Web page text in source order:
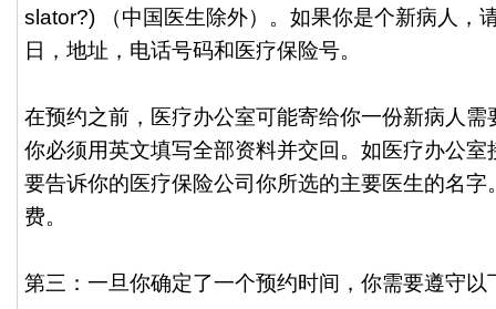
slator?) （中国医生除外）。如果你是个新病人，
日，地址，电话号码和医疗保险号。
在预约之前，医疗办公室可能寄给你一份新病人需
你必须用英文填写全部资料并交回。如医疗办公室
要告诉你的医疗保险公司你所选的主要医生的名字
费。
第三：一旦你确定了一个预约时间，你需要遵守以